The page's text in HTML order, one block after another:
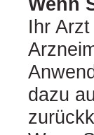
Ihr
dazu